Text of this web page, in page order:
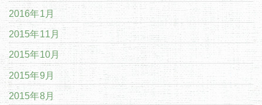
2016年1月
2015年11月
2015年10月
2015年9月
2015年8月